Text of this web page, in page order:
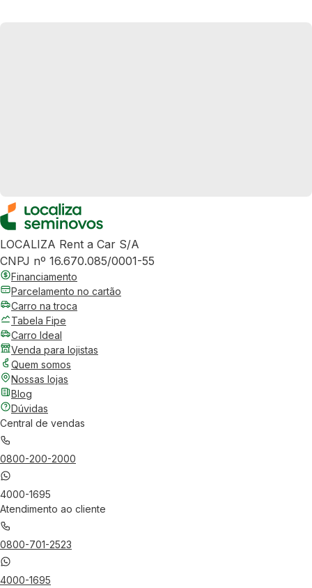
LOCALIZA Rent a Car S/A
CNPJ nº 16.670.085/0001-55
Financiamento
Parcelamento no cartão
Carro na troca
Tabela Fipe
Carro Ideal
Venda para lojistas
Quem somos
Nossas lojas
Blog
Dúvidas
Central de vendas
0800-200-2000
4000-1695
Atendimento ao cliente
0800-701-2523
4000-1695